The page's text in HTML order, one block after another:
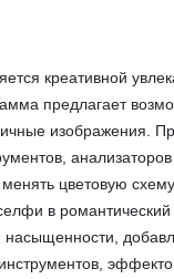
креативной
предлагает
изображения.
цветовую
в
насыщенности,